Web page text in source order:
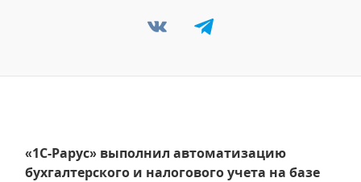
«1С-Рарус» выполнил автоматизацию
бухгалтерского и налогового учета на базе